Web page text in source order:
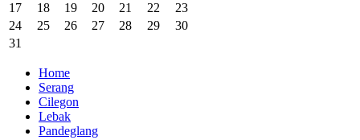
17
18 19 20 21 22
23
24
25 26 27 28 29
30
31
Home
Serang
Cilegon
Lebak
Pandeglang